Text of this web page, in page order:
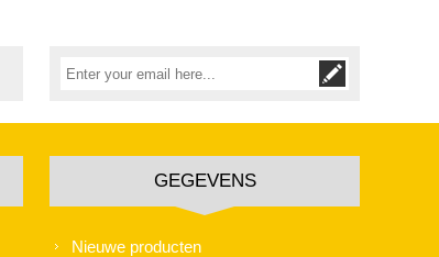
GEGEVENS
Nieuwe producten